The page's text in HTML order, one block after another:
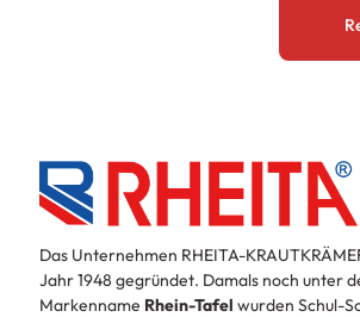
Das Unternehmen RHEITA-
Jahr 1948 gegründet. Damals noch unter
Markenname Rhein-Tafel wurden Schul-